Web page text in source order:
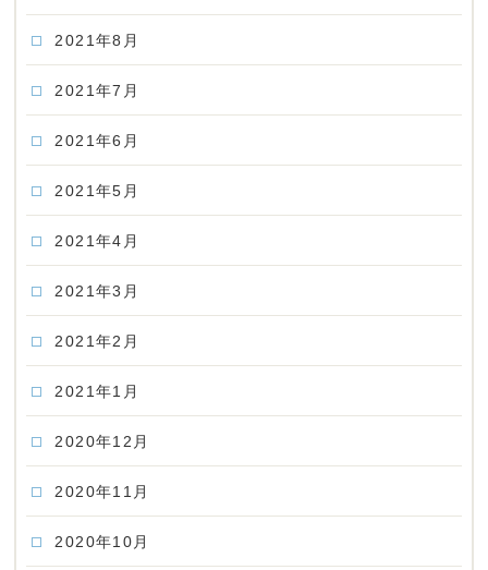
2021年8月
2021年7月
2021年6月
2021年5月
2021年4月
2021年3月
2021年2月
2021年1月
2020年12月
2020年11月
2020年10月